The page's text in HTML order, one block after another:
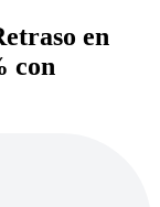
en
con